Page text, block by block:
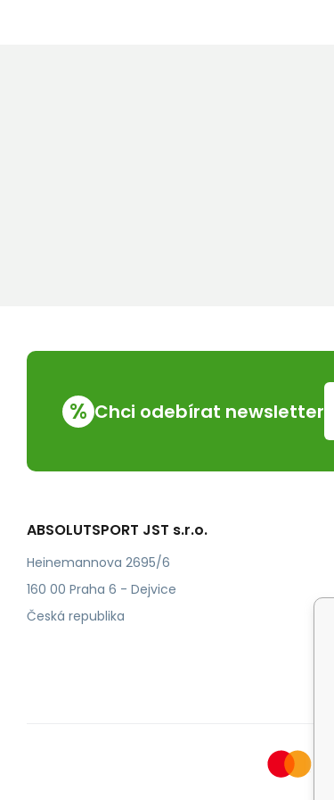
% Chci odebírat newsletter
ABSOLUTSPORT JST s.r.o.
Heinemannova 2695/6
160 00 Praha 6 - Dejvice
Česká republika